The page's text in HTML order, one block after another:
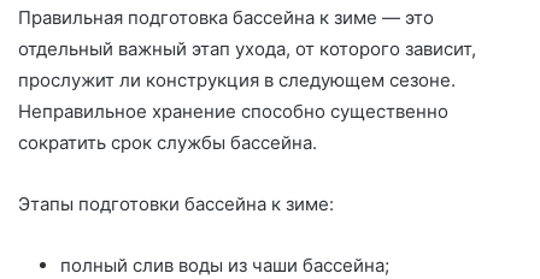
Правильная подготовка бассейна к зиме — это
отдельный важный этап ухода, от которого зависит,
прослужит ли конструкция в следующем сезоне.
Неправильное хранение способно существенно
сократить срок службы бассейна.
Этапы подготовки бассейна к зиме:
полный слив воды из чаши бассейна;